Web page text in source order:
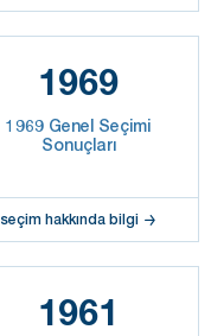
1969
1969 Genel Seçimi
Sonuçları
seçim hakkında bilgi
1961